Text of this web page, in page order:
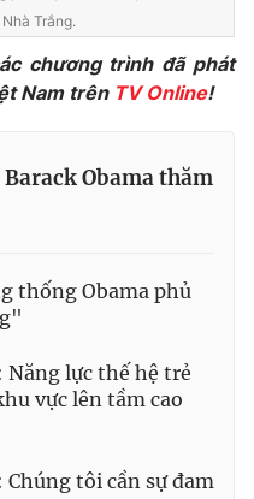
nếu không có sự chấp
khi phát hành lại
Trắng.
chương trình đã phát
Nam trên TV Online!
Obama thăm
thống Obama phủ
lực thế hệ trẻ
vực lên tầm cao
tôi cần sự đam